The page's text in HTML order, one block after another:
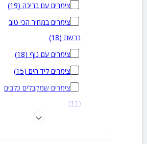
צימרים עם בריכה (
19
)
צימרים במחיר הכי טוב
ברשת (
18
)
צימרים עם נוף (
18
)
צימרים ליד הים (
15
)
צימרים שמקבלים כלבים
(
11
)
צימרים עם הטבת מילואים